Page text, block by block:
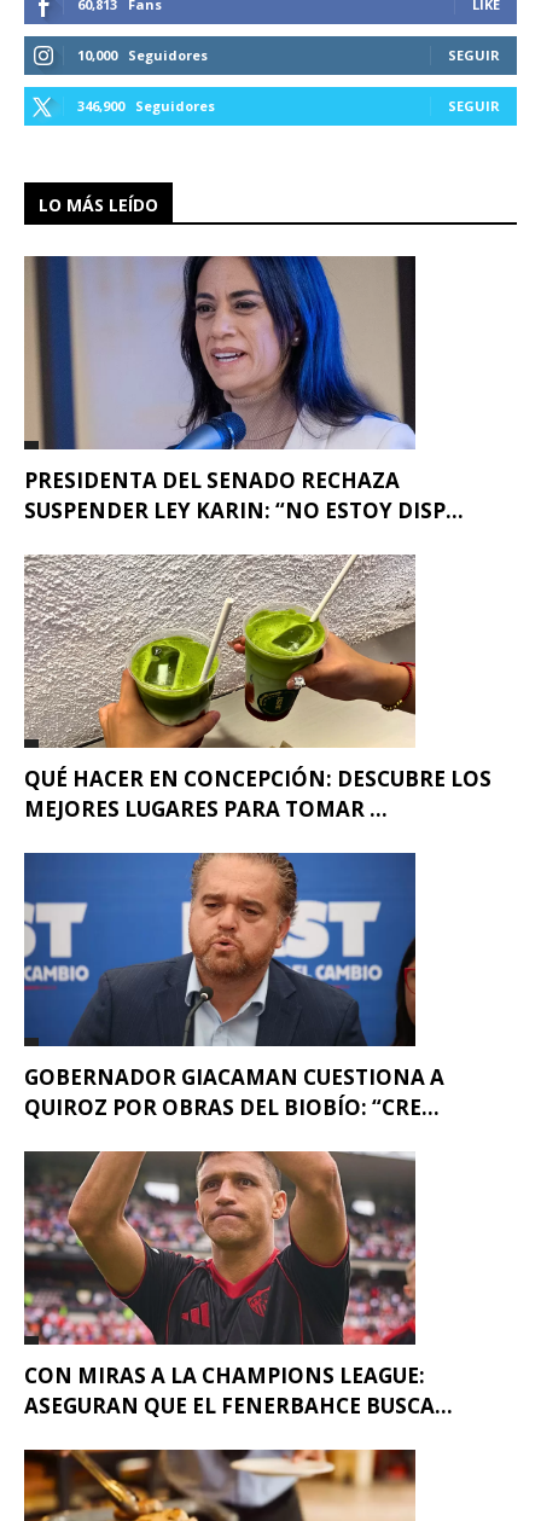
60,813 Fans LIKE
10,000 Seguidores SEGUIR
346,900 Seguidores SEGUIR
LO MÁS LEÍDO
PRESIDENTA DEL SENADO RECHAZA
SUSPENDER LEY KARIN: “NO ESTOY DISP...
QUÉ HACER EN CONCEPCIÓN: DESCUBRE LOS
MEJORES LUGARES PARA TOMAR ...
GOBERNADOR GIACAMAN CUESTIONA A
QUIROZ POR OBRAS DEL BIOBÍO: “CRE...
CON MIRAS A LA CHAMPIONS LEAGUE:
ASEGURAN QUE EL FENERBAHCE BUSCA...